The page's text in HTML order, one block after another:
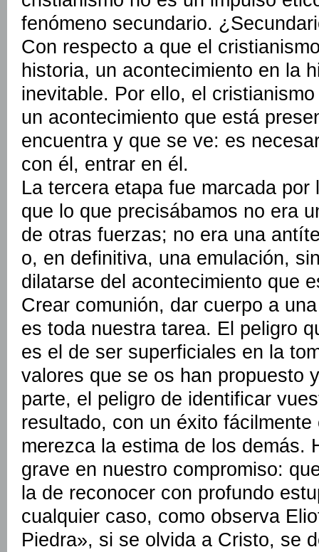
fenómeno secundario.
Con respecto a que el
historia, un acontecimiento en la
inevitable. Por ello, el
un acontecimiento que está
encuentra y que se ve: es
con él, entrar en él.
La tercera etapa fue marcada
que lo que precisábamos no era
de otras fuerzas; no era una
o, en definitiva, una emulación,
dilatarse del acontecimiento que
Crear comunión, dar cuerpo a
es toda nuestra tarea. El peligro
es el de ser superficiales en la
valores que se os han propuesto
parte, el peligro de identificar
resultado, con un éxito
merezca la estima de los demás.
grave en nuestro compromiso:
la de reconocer con profundo
cualquier caso, como observa
Piedra», si se olvida a Cristo, se